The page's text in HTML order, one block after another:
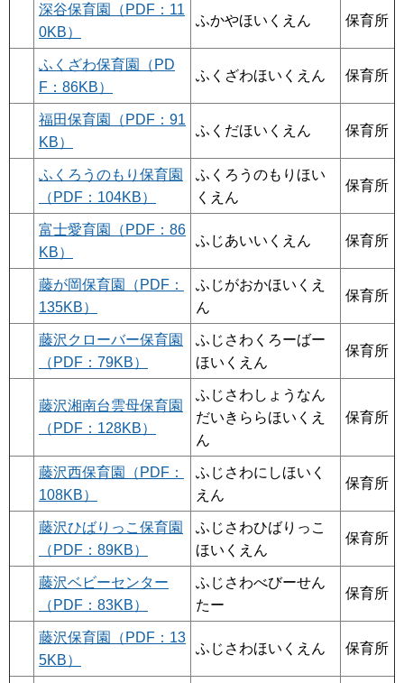
深谷保育園（PDF：11
0KB）
ふかやほいくえん 保育所
ふくざわ保育園（PD
F：86KB）
ふくざわほいくえん 保育所
福田保育園（PDF：91
KB）
ふくだほいくえん 保育所
ふくろうのもり保育園
（PDF：104KB）
ふくろうのもりほい
くえん
保育所
富士愛育園（PDF：86
KB）
ふじあいいくえん 保育所
藤が岡保育園（PDF：
135KB）
ふじがおかほいくえ
ん
保育所
藤沢クローバー保育園
（PDF：79KB）
ふじさわくろーばー
ほいくえん
保育所
藤沢湘南台雲母保育園
（PDF：128KB）
ふじさわしょうなん
だいきららほいくえ
ん
保育所
藤沢西保育園（PDF：
108KB）
ふじさわにしほいく
えん
保育所
藤沢ひばりっこ保育園
（PDF：89KB）
ふじさわひばりっこ
ほいくえん
保育所
藤沢ベビーセンター
（PDF：83KB）
ふじさわべびーせん
たー
保育所
藤沢保育園（PDF：13
5KB）
ふじさわほいくえん 保育所